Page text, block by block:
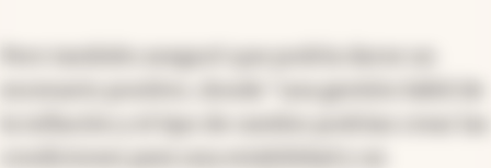
Pero también aseguró que podría darse un